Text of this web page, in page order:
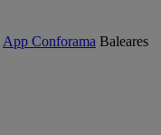
App Conforama Baleares